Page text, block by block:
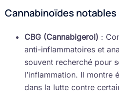
Cannabinoïdes
CBG (Cannabigerol) :
anti-inflammatoires et
souvent recherché pour
l’inflammation. Il montre
dans la lutte contre